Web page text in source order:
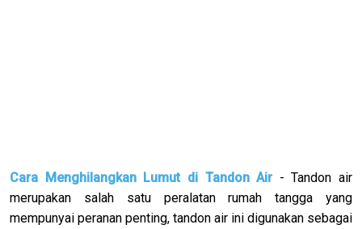
Cara Menghilangkan Lumut di Tandon Air- Tandon air
merupakan salah satu peralatan rumah tangga yang
mempunyai peranan penting, tandon air ini digunakan sebagai